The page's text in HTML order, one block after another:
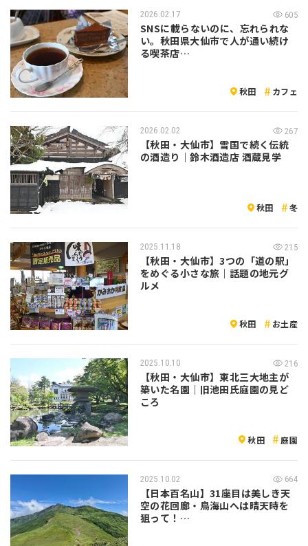
2026.02.17 605
SNSに載らないのに、忘れられな
い。秋田県大仙市で人が通い続け
る喫茶店…
秋田 カフェ
2026.02.02 267
【秋田・大仙市】雪国で続く伝統
の酒造り｜鈴木酒造店 酒蔵見学
秋田 冬
2025.11.18 215
【秋田・大仙市】3つの「道の駅」
をめぐる小さな旅｜話題の地元グ
ルメ
秋田 お土産
2025.10.10 216
【秋田・大仙市】東北三大地主が
築いた名園｜旧池田氏庭園の見ど
ころ
秋田 庭園
2025.10.02 664
【日本百名山】31座目は美しき天
空の花回廊・鳥海山へは晴天時を
狙って！…